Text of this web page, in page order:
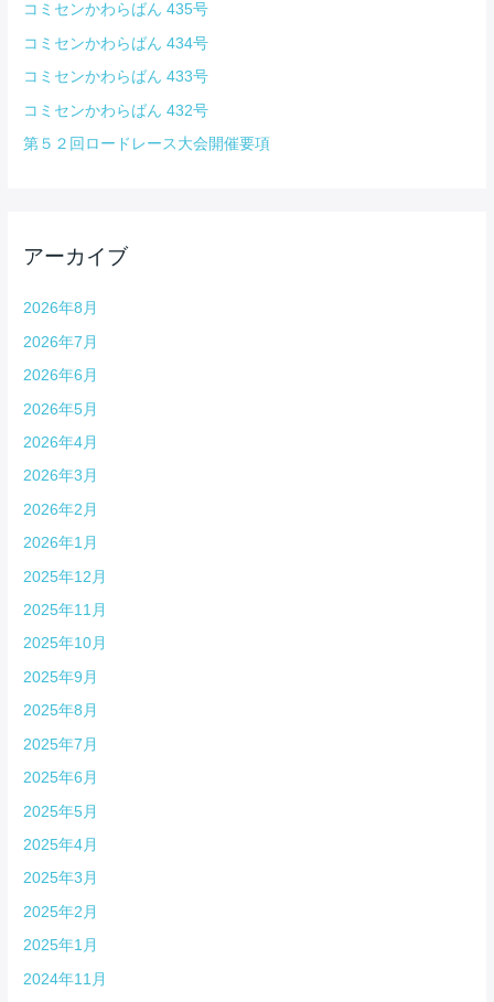
コミセンかわらばん 435号
コミセンかわらばん 434号
コミセンかわらばん 433号
コミセンかわらばん 432号
第５２回ロードレース大会開催要項
アーカイブ
2026年8月
2026年7月
2026年6月
2026年5月
2026年4月
2026年3月
2026年2月
2026年1月
2025年12月
2025年11月
2025年10月
2025年9月
2025年8月
2025年7月
2025年6月
2025年5月
2025年4月
2025年3月
2025年2月
2025年1月
2024年11月